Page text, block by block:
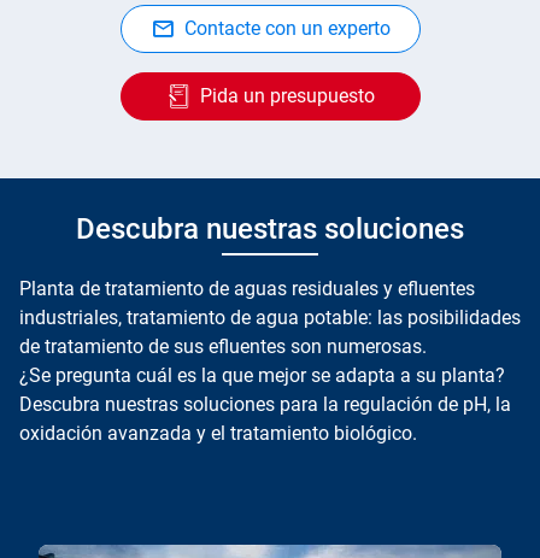
Contacte con un experto
Pida un presupuesto
Descubra nuestras soluciones
Planta de tratamiento de aguas residuales y efluentes
industriales, tratamiento de agua potable: las posibilidades
de tratamiento de sus efluentes son numerosas.
¿Se pregunta cuál es la que mejor se adapta a su planta?
Descubra nuestras soluciones para la regulación de pH, la
oxidación avanzada y el tratamiento biológico.